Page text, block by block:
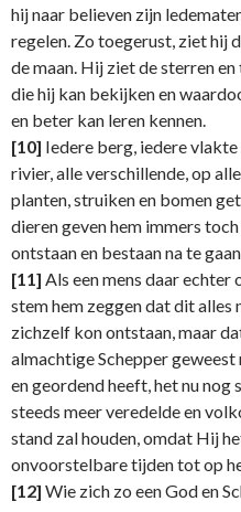
hij naar believen zijn
regelen. Zo toegerust, ziet hij
de maan. Hij ziet de sterren
die hij kan bekijken en
en beter kan leren kennen.
[10] Iedere berg, iedere
rivier, alle verschillende, op
planten, struiken en bomen
dieren geven hem immers
ontstaan en bestaan na te
[11] Als een mens daar echter
stem hem zeggen dat dit alles
zichzelf kon ontstaan, maar
almachtige Schepper
en geordend heeft, het nu nog
steeds meer veredelde en
stand zal houden, omdat Hij
onvoorstelbare tijden tot op
[12] Wie zich zo een God en